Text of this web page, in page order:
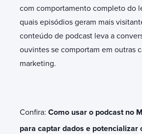
com comportamento completo do
quais episódios geram mais
conteúdo de podcast leva a
ouvintes se comportam em outras
marketing.
Confira: Como usar o podcast no
para captar dados e potencializar